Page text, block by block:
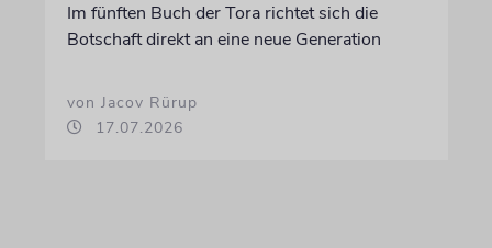
Im fünften Buch der Tora richtet sich die
Botschaft direkt an eine neue Generation
von Jacov Rürup
17.07.2026